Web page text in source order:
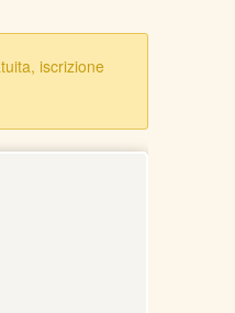
iscrizione